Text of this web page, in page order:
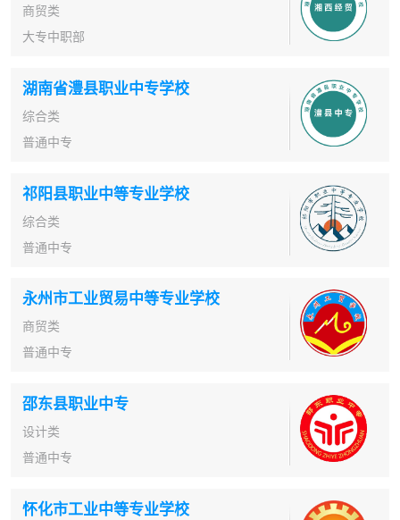
商贸类
大专中职部
湖南省澧县职业中专学校
综合类
普通中专
祁阳县职业中等专业学校
综合类
普通中专
永州市工业贸易中等专业学校
商贸类
普通中专
邵东县职业中专
设计类
普通中专
怀化市工业中等专业学校